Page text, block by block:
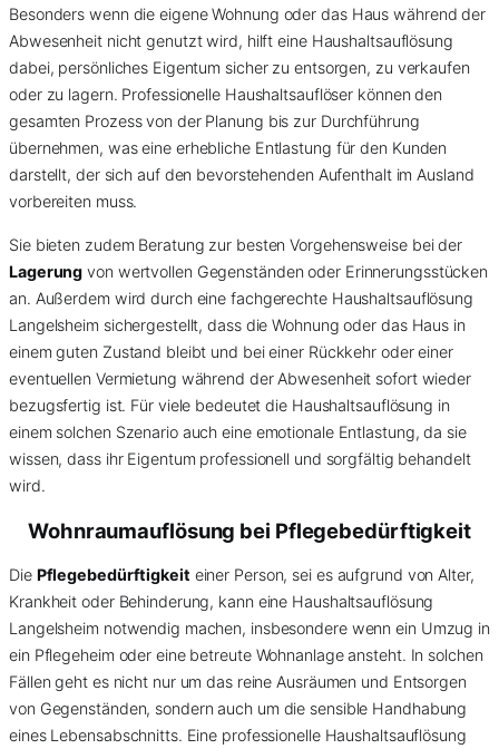
Besonders wenn die eigene Wohnung oder das Haus während der
Abwesenheit nicht genutzt wird, hilft eine Haushaltsauflösung
dabei, persönliches Eigentum sicher zu entsorgen, zu verkaufen
oder zu lagern. Professionelle Haushaltsauflöser können den
gesamten Prozess von der Planung bis zur Durchführung
übernehmen, was eine erhebliche Entlastung für den Kunden
darstellt, der sich auf den bevorstehenden Aufenthalt im Ausland
vorbereiten muss.
Sie bieten zudem Beratung zur besten Vorgehensweise bei der
Lagerung von wertvollen Gegenständen oder Erinnerungsstücken
an. Außerdem wird durch eine fachgerechte Haushaltsauflösung
Langelsheim sichergestellt, dass die Wohnung oder das Haus in
einem guten Zustand bleibt und bei einer Rückkehr oder einer
eventuellen Vermietung während der Abwesenheit sofort wieder
bezugsfertig ist. Für viele bedeutet die Haushaltsauflösung in
einem solchen Szenario auch eine emotionale Entlastung, da sie
wissen, dass ihr Eigentum professionell und sorgfältig behandelt
wird.
Wohnraumauflösung bei Pflegebedürftigkeit
Die Pflegebedürftigkeit einer Person, sei es aufgrund von Alter,
Krankheit oder Behinderung, kann eine Haushaltsauflösung
Langelsheim notwendig machen, insbesondere wenn ein Umzug in
ein Pflegeheim oder eine betreute Wohnanlage ansteht. In solchen
Fällen geht es nicht nur um das reine Ausräumen und Entsorgen
von Gegenständen, sondern auch um die sensible Handhabung
eines Lebensabschnitts. Eine professionelle Haushaltsauflösung